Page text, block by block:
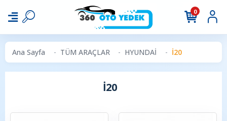
0
Ana Sayfa TÜM ARAÇLAR HYUNDAİ İ20
İ20